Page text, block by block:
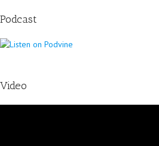
Podcast
Video